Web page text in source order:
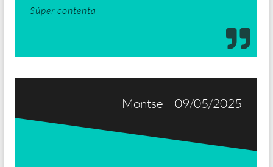
Súper contenta
Montse – 09/05/2025